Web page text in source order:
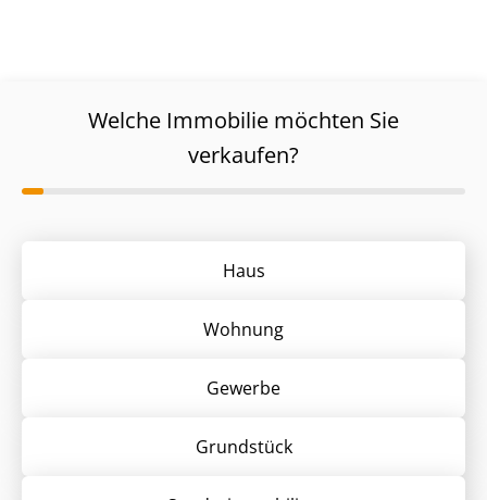
Welche Immobilie möchten Sie
verkaufen?
Haus
Wohnung
Gewerbe
Grund­stück